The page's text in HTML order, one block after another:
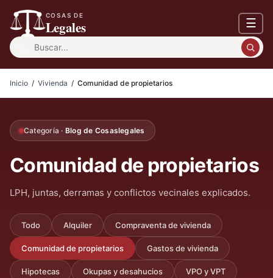
COSAS DE
Legales ☰
Buscar:
Inicio / Vivienda / Comunidad de propietarios
Categoría · Blog de Cosaslegales
Comunidad de propietarios
LPH, juntas, derramas y conflictos vecinales explicados.
Todo Alquiler Compraventa de vivienda
Comunidad de propietarios Gastos de vivienda
Hipotecas Okupas y desahucios VPO y VPT